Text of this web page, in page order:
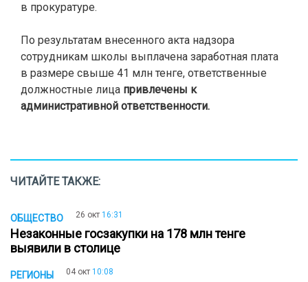
в прокуратуре.
По результатам внесенного акта надзора
сотрудникам школы выплачена заработная плата
в размере свыше 41 млн тенге, ответственные
должностные лица привлечены к
административной ответственности.
ЧИТАЙТЕ ТАКЖЕ:
ОБЩЕСТВО 26 окт 16:31
Незаконные госзакупки на 178 млн тенге
выявили в столице
РЕГИОНЫ 04 окт 10:08